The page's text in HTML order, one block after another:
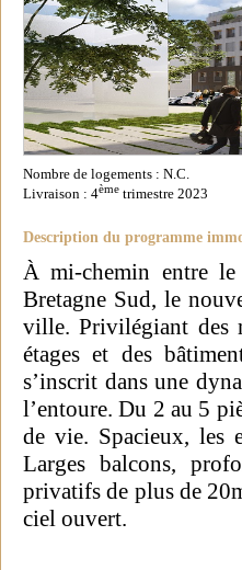
Nombre de logements : N.C.
Livraison : 4ème trimestre 2023
Description du programme
À mi-chemin entre
Bretagne Sud, le
ville. Privilégiant des
étages et des
s’inscrit dans une
l’entoure. Du 2 au 5
de vie. Spacieux, les
Larges balcons,
privatifs de plus de
ciel ouvert.